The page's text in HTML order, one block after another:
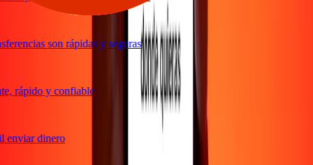
son rápidas y seguras
rápido y confiable
dinero